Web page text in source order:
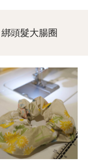
綁頭髮大腸圈